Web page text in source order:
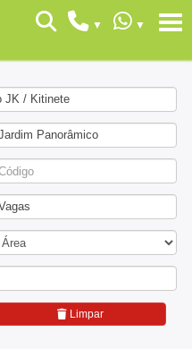
JK / Kitinete
Panorâmico
Limpar